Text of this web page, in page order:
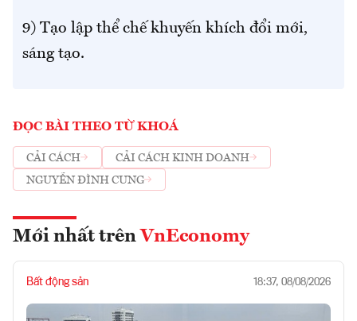
9) Tạo lập thể chế khuyến khích đổi mới,
sáng tạo.
ĐỌC BÀI THEO TỪ KHOÁ
CẢI CÁCH
CẢI CÁCH KINH DOANH
NGUYỄN ĐÌNH CUNG
Mới nhất trên VnEconomy
Bất động sản 18:37, 08/08/2026